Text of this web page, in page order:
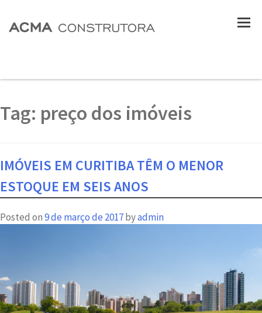
Tag: preço dos imóveis
IMÓVEIS EM CURITIBA TÊM O MENOR
ESTOQUE EM SEIS ANOS
Posted on9 de março de 2017byadmin